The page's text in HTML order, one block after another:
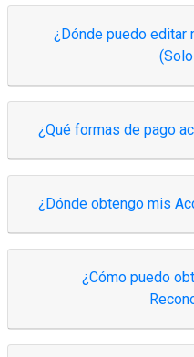
¿Dónde puedo editar
¿Qué formas de pago
¿Dónde obtengo mis
¿Cómo puedo